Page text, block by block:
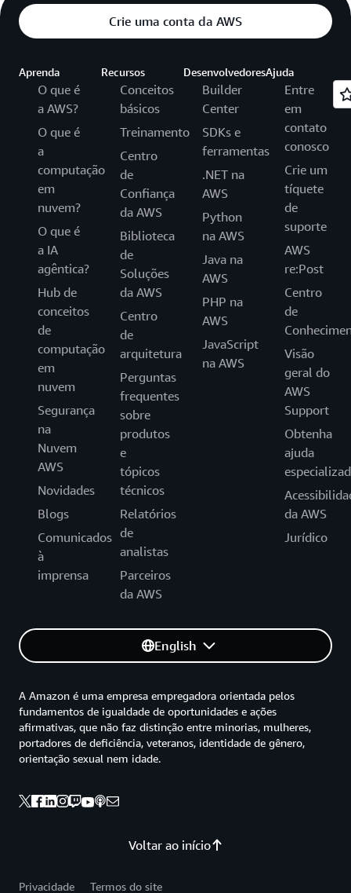
Crie uma conta da AWS
Aprenda
O que é
a AWS?
O que é
a
computação
em
nuvem?
O que é
a IA
agêntica?
Hub de
conceitos
de
computação
em
nuvem
Segurança
na
Nuvem
AWS
Novidades
Blogs
Comunicados
à
imprensa
Recursos
Conceitos
básicos
Treinamento
Centro
de
Confiança
da AWS
Biblioteca
de
Soluções
da AWS
Centro
de
arquitetura
Perguntas
frequentes
sobre
produtos
e
tópicos
técnicos
Relatórios
de
analistas
Parceiros
da AWS
Desenvolvedores
Builder
Center
SDKs e
ferramentas
.NET na
AWS
Python
na AWS
Java na
AWS
PHP na
AWS
JavaScript
na AWS
Ajuda
Entre
em
contato
conosco
Crie um
tíquete
de
suporte
AWS
re:Post
Centro
de
Visão
geral do
AWS
Support
Obtenha
ajuda
da AWS
Jurídico
English
Voltar ao início
A Amazon é uma empresa empregadora orientada pelos
fundamentos de igualdade de oportunidades e ações
afirmativas, que não faz distinção entre minorias, mulheres,
portadores de deficiência, veteranos, identidade de gênero,
orientação sexual nem idade.
Privacidade Termos do site